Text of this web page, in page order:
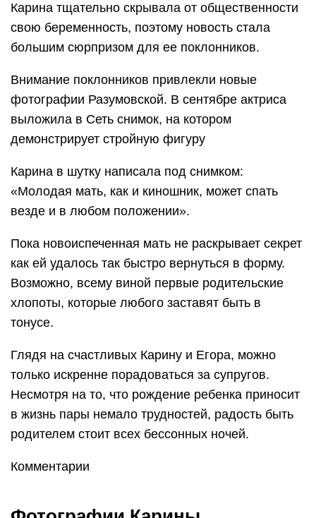
Карина тщательно скрывала от общественности
свою беременность, поэтому новость стала
большим сюрпризом для ее поклонников.
Внимание поклонников привлекли новые
фотографии Разумовской. В сентябре актриса
выложила в Сеть снимок, на котором
демонстрирует стройную фигуру
Карина в шутку написала под снимком:
«Молодая мать, как и киношник, может спать
везде и в любом положении».
Пока новоиспеченная мать не раскрывает секрет
как ей удалось так быстро вернуться в форму.
Возможно, всему виной первые родительские
хлопоты, которые любого заставят быть в
тонусе.
Глядя на счастливых Карину и Егора, можно
только искренне порадоваться за супругов.
Несмотря на то, что рождение ребенка приносит
в жизнь пары немало трудностей, радость быть
родителем стоит всех бессонных ночей.
Комментарии